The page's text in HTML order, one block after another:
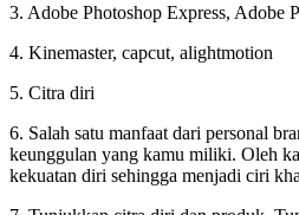
3. Adobe Photoshop Express, Adobe
4. Kinemaster, capcut, alightmotion
5. Citra diri
6. Salah satu manfaat dari personal
keunggulan yang kamu miliki. Oleh
kekuatan diri sehingga menjadi ciri